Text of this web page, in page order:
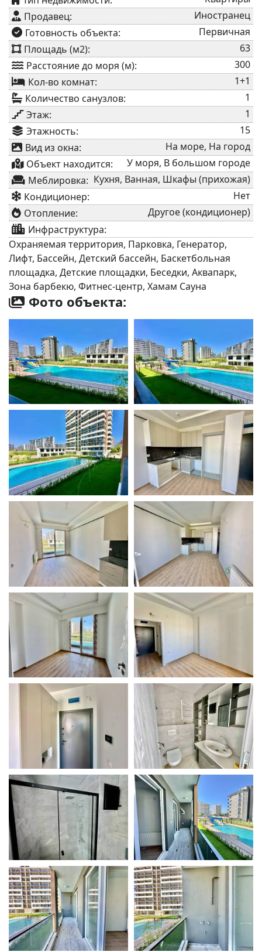
Продавец:
Иностранец
⁠Готовность объекта:
Первичная
Площадь (м2):
63
Расстояние до моря (м):
300
Кол-во комнат:
1+1
Количество санузлов:
1
Этаж:
1
Этажность:
15
Вид из окна:
На море, На город
Объект находится:
У моря, В большом городе
Меблировка: Кухня, Ванная, Шкафы (прихожая)
Кондиционер:
Нет
Отопление:
Другое (кондиционер)
Инфраструктура:
Охраняемая территория, Парковка, Генератор,
Лифт, Бассейн, Детский бассейн, Баскетбольная
площадка, Детские площадки, Беседки, Аквапарк,
Зона барбекю, Фитнес-центр, Хамам Сауна
Фото объекта: